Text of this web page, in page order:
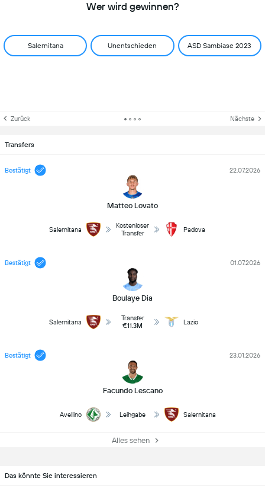
Wer wird gewinnen?
Salernitana Unentschieden ASD Sambiase 2023
Zurück Nächste
Transfers
Bestätigt
Matteo Lovato
22.07.2026
Salernitana
Kostenloser
Transfer
Padova
Bestätigt
Boulaye Dia
01.07.2026
Salernitana
Transfer
€11.3M
Lazio
Bestätigt
Facundo Lescano
23.01.2026
Avellino Leihgabe Salernitana
Alles sehen
Das könnte Sie interessieren